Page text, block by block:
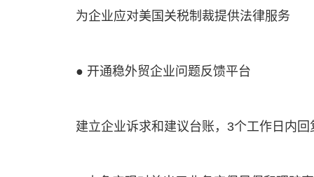
为企业应对美国关税制裁提供法律服务
● 开通稳外贸企业问题反馈平台
建立企业诉求和建议台账，3个工作日内回